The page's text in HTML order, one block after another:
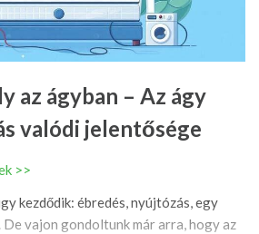
az ágyban – Az ágy
valódi jelentősége
>>
kezdődik: ébredés, nyújtózás, egy
De vajon gondoltunk már arra, hogy az